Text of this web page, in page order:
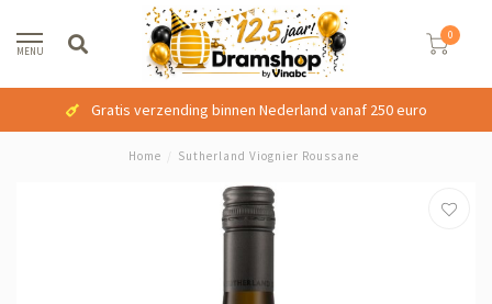
MENU
0
Gratis verzending binnen Nederland vanaf 250 euro
Home Sutherland Viognier Roussane